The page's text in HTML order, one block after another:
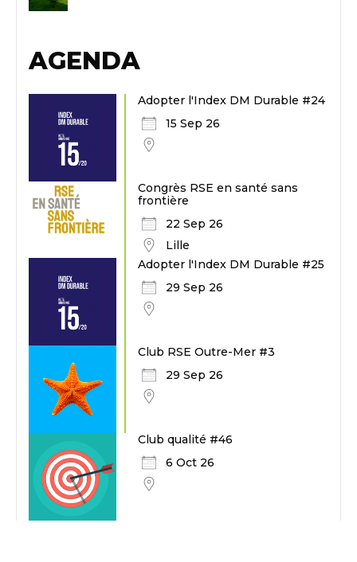
AGENDA
Adopter l'Index DM Durable #24
15 Sep 26
Congrès RSE en santé sans
frontière
22 Sep 26
Lille
Adopter l'Index DM Durable #25
29 Sep 26
Club RSE Outre-Mer #3
29 Sep 26
Club qualité #46
6 Oct 26